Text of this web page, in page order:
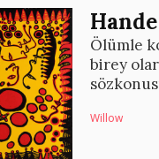
Ölümle
birey
Willow